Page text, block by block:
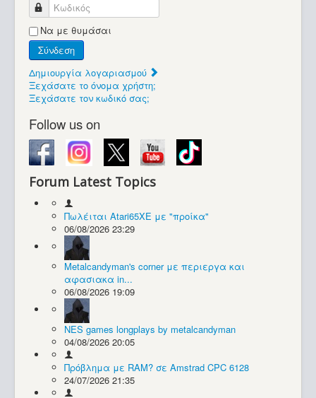
Συλλογές / Projects
Κωδικός
Να με θυμάσαι
Σύνδεση
Δημιουργία λογαριασμού
Ξεχάσατε το όνομα χρήστη;
Ξεχάσατε τον κωδικό σας;
Follow us on
Forum Latest Topics
Πωλέιται Atari65XE με "προίκα"
06/08/2026 23:29
Metalcandyman's corner με περιεργα και
αφασιακα in...
06/08/2026 19:09
NES games longplays by metalcandyman
04/08/2026 20:05
Πρόβλημα με RAM? σε Amstrad CPC 6128
24/07/2026 21:35